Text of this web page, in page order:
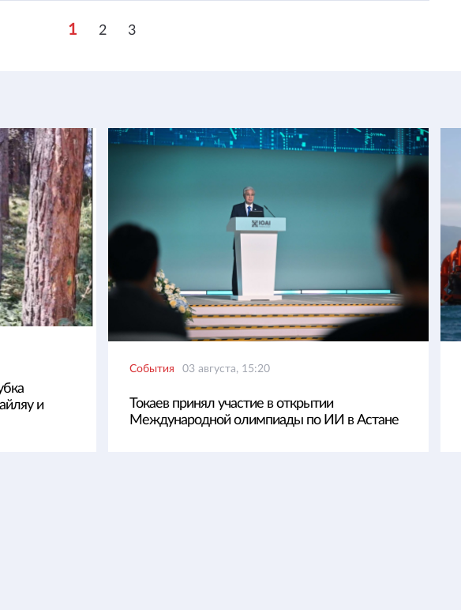
1 2 3
и
События 03 августа, 15:20
Токаев принял участие в открытии
Международной олимпиады по ИИ в Астане